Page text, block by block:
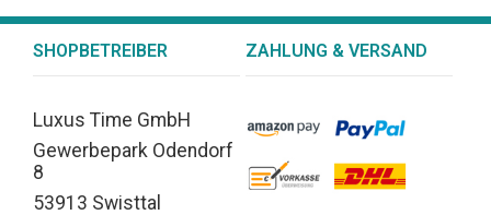
SHOPBETREIBER
Luxus Time GmbH
Gewerbepark Odendorf
8
53913 Swisttal
ZAHLUNG & VERSAND